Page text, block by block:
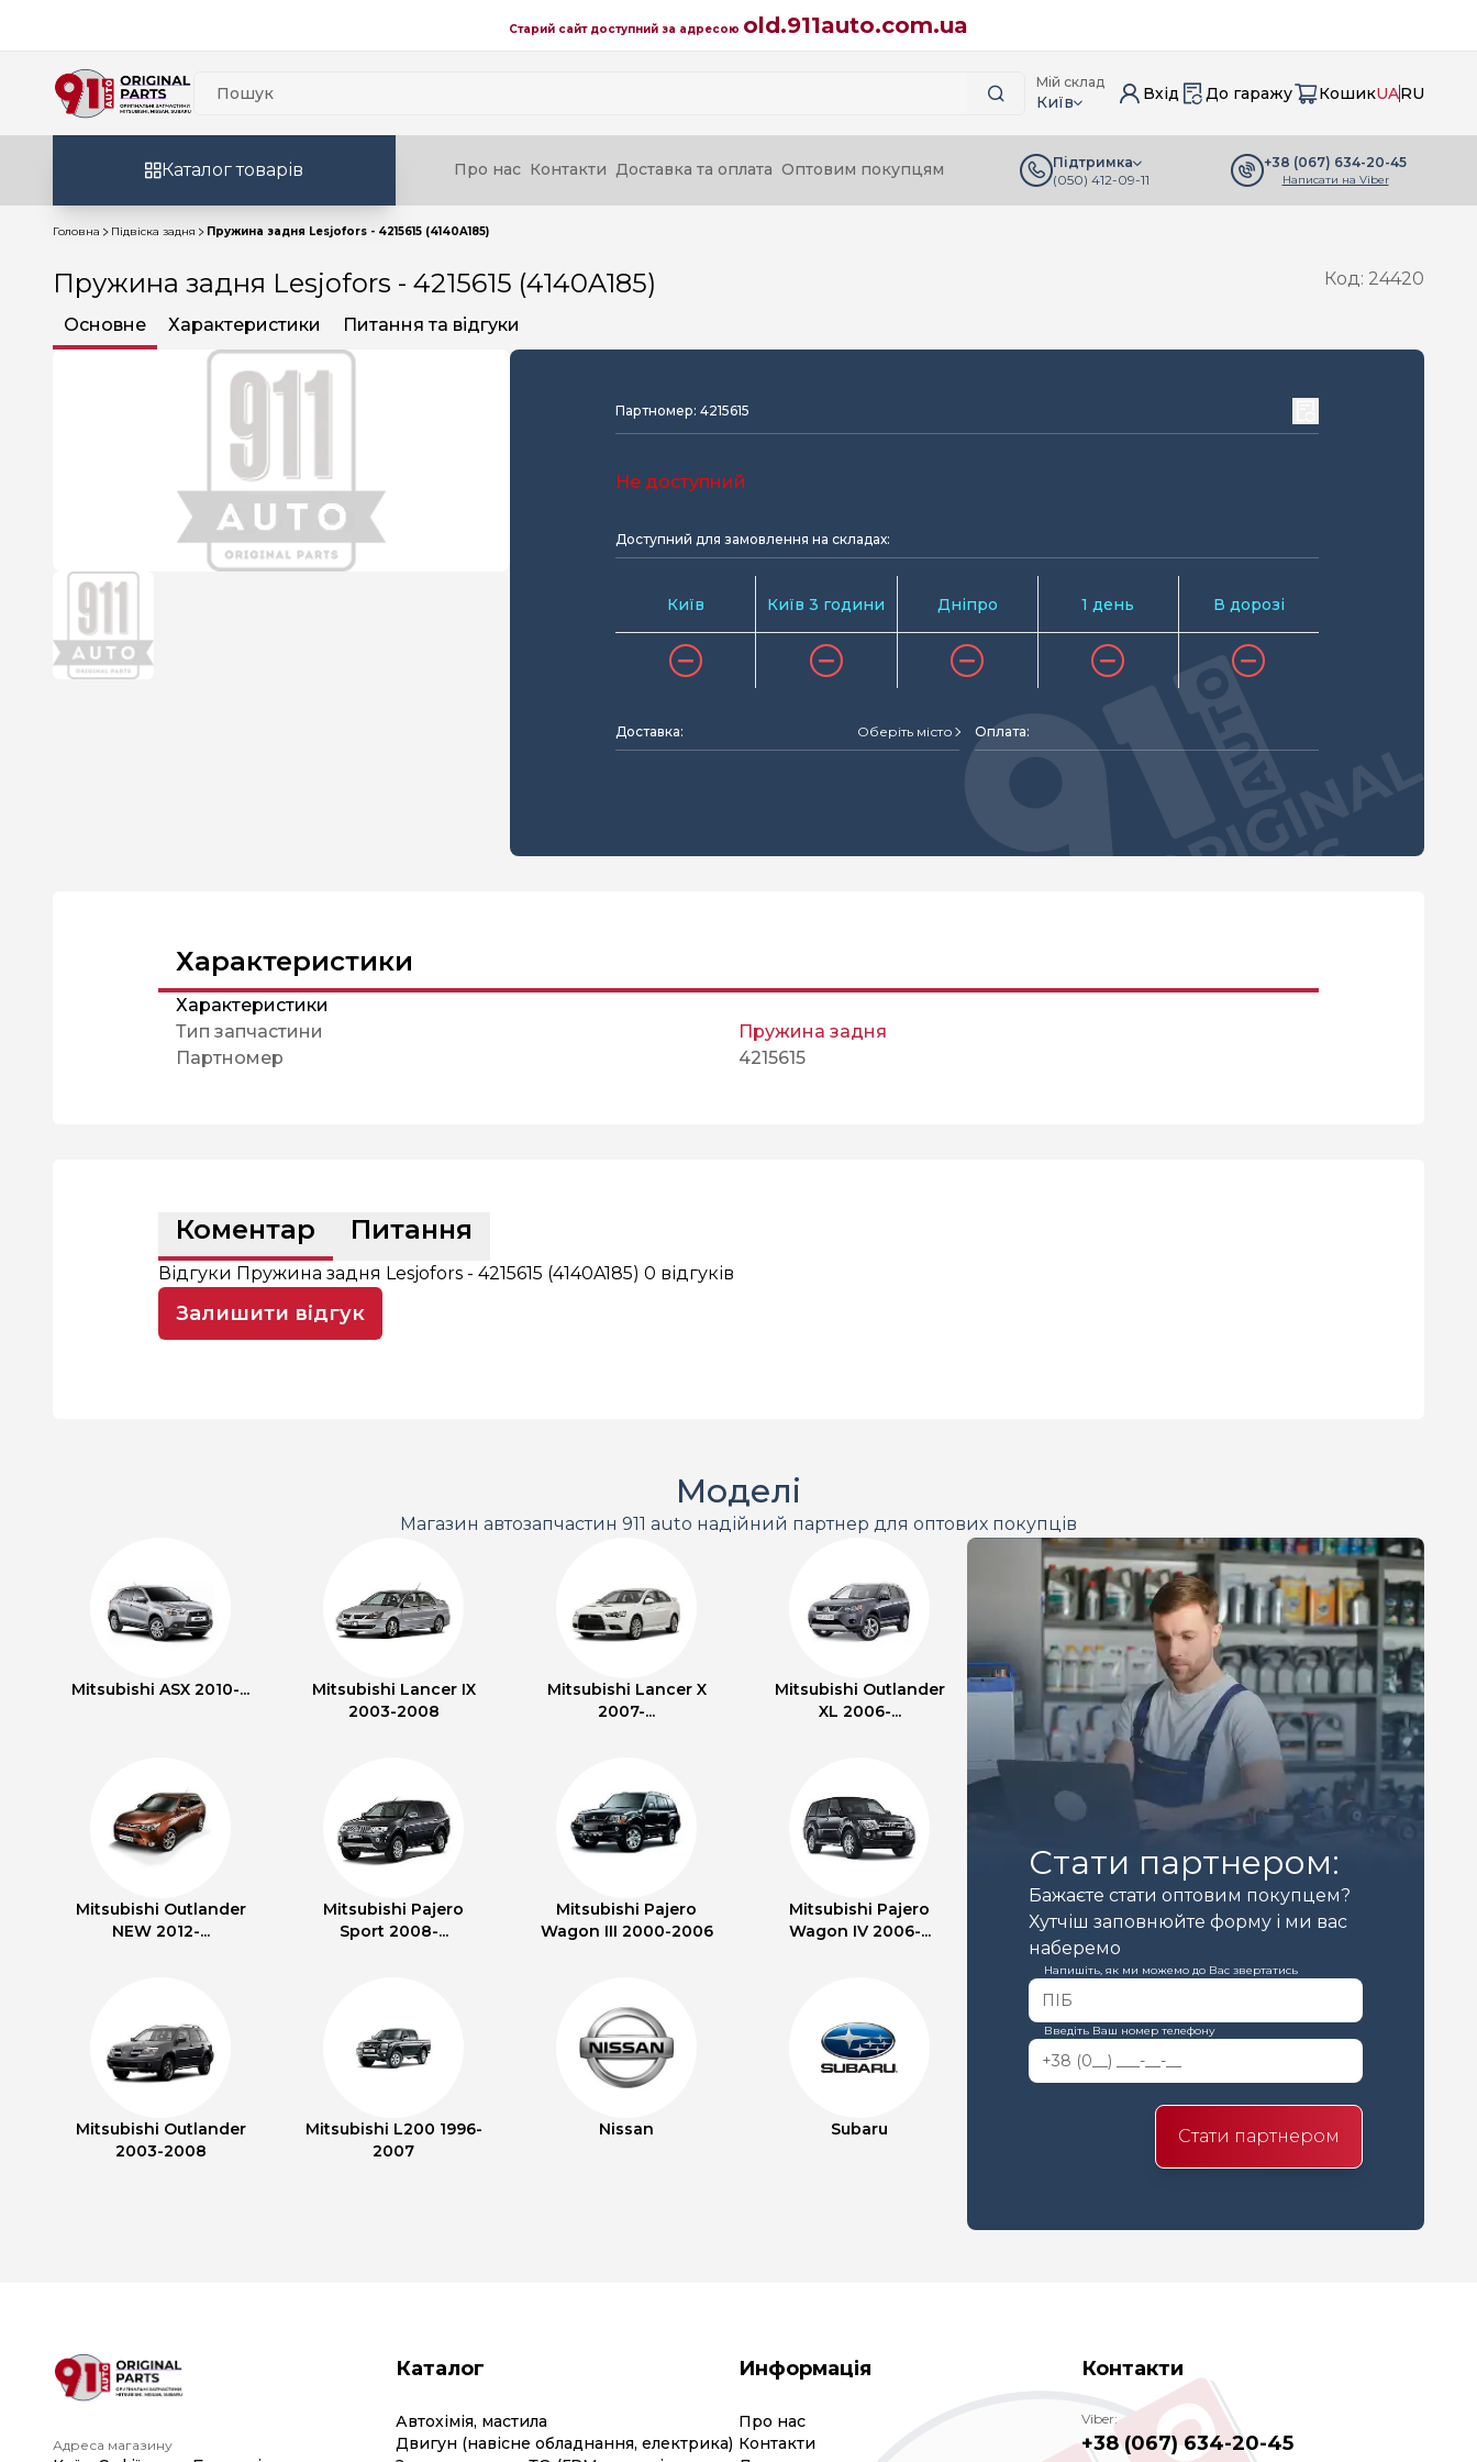
Старий сайт доступний за адресою old.911auto.com.ua
Мій склад
Київ Вхід До гаражу КошикUARU
Каталог товарів Про нас Контакти Доставка та оплата Оптовим покупцям
Підтримка
(050) 412-09-11
+38 (067) 634-20-45
Написати на Viber
Головна Підвіска задня Пружина задня Lesjofors - 4215615 (4140A185)
Пружина задня Lesjofors - 4215615 (4140A185) Код: 24420
Основне Характеристики Питання та відгуки
Партномер: 4215615
Не доступний
Доступний для замовлення на складах:
Київ Київ 3 години Дніпро 1 день В дорозі
Доставка: Оберіть місто Оплата:
Характеристики
Характеристики
Тип запчастини
Пружина задня
Партномер
4215615
Коментар Питання
Відгуки Пружина задня Lesjofors - 4215615 (4140A185) 0 відгуків
Залишити відгук
Моделі
Магазин автозапчастин 911 auto надійний партнер для оптових покупців
Mitsubishi ASX 2010-...
Mitsubishi Lancer IX
2003-2008
Mitsubishi Lancer X
2007-...
Mitsubishi Outlander
XL 2006-...
Mitsubishi Outlander
NEW 2012-...
Mitsubishi Pajero
Sport 2008-...
Mitsubishi Pajero
Wagon III 2000-2006
Mitsubishi Pajero
Wagon IV 2006-...
Mitsubishi Outlander
2003-2008
Mitsubishi L200 1996-
2007
Nissan Subaru
Стати партнером:
Бажаєте стати оптовим покупцем?
Хутчіш заповнюйте форму і ми вас
наберемо
Напишіть, як ми можемо до Вас звертатись
Введіть Ваш номер телефону
Стати партнером
Адреса магазину
Каталог
Автохімія, мастила
Двигун (навісне обладнання, електрика)
Информація
Про нас
Контакти
Контакти
Viber:
+38 (067) 634-20-45